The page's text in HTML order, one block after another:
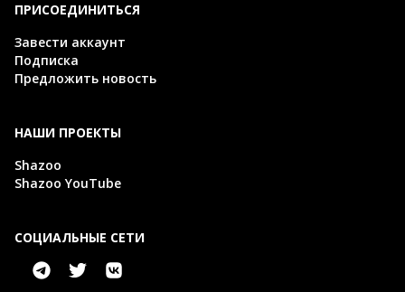
ПРИСОЕДИНИТЬСЯ
Завести аккаунт
Подписка
Предложить новость
НАШИ ПРОЕКТЫ
Shazoo
Shazoo YouTube
СОЦИАЛЬНЫЕ СЕТИ